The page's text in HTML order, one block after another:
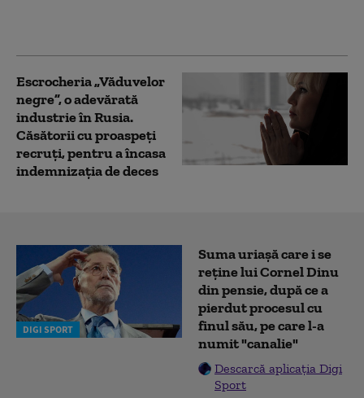
Escrocheria „Văduvelor
negre”, o adevărată
industrie în Rusia.
Căsătorii cu proaspeți
recruți, pentru a încasa
indemnizaţia de deces
DIGI SPORT
Suma uriașă care i se
reține lui Cornel Dinu
din pensie, după ce a
pierdut procesul cu
finul său, pe care l-a
numit "canalie"
Descarcă aplicația Digi
Sport